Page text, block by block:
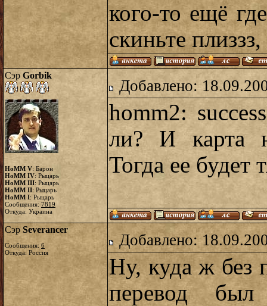
кого-то ещё
скиньте
Сэр Gorbik
HoMM V: Барон
HoMM IV: Рыцарь
HoMM III: Рыцарь
HoMM II: Рыцарь
HoMM I: Рыцарь
Сообщения: 7819
Откуда: Украина
Добавлено:
homm2:
ли? И карта
Тогда ее будет
Сэр Severancer
Сообщения: 6
Откуда: Россия
Добавлено:
Ну, куда ж без
перевод